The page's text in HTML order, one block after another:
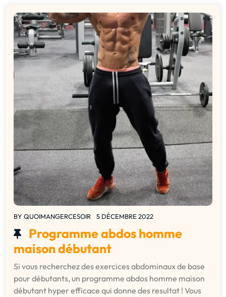
BY QUOIMANGERCESOIR 5 DÉCEMBRE 2022
Programme abdos homme
maison débutant
Si vous recherchez des exercices abdominaux de base
pour débutants, un programme abdos homme maison
débutant hyper efficace qui donne des resultat ! Vous